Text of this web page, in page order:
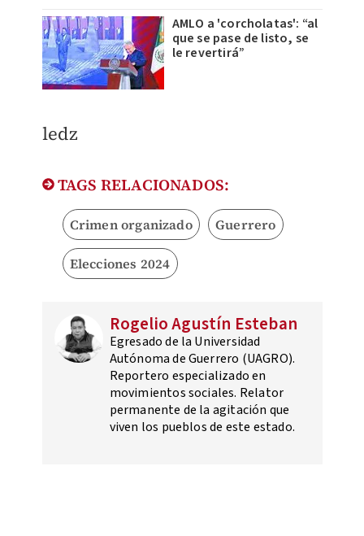
AMLO a 'corcholatas': “al
que se pase de listo, se
le revertirá”
ledz
TAGS RELACIONADOS:
Crimen organizado Guerrero
Elecciones 2024
Rogelio Agustín Esteban
Egresado de la Universidad
Autónoma de Guerrero (UAGRO).
Reportero especializado en
movimientos sociales. Relator
permanente de la agitación que
viven los pueblos de este estado.